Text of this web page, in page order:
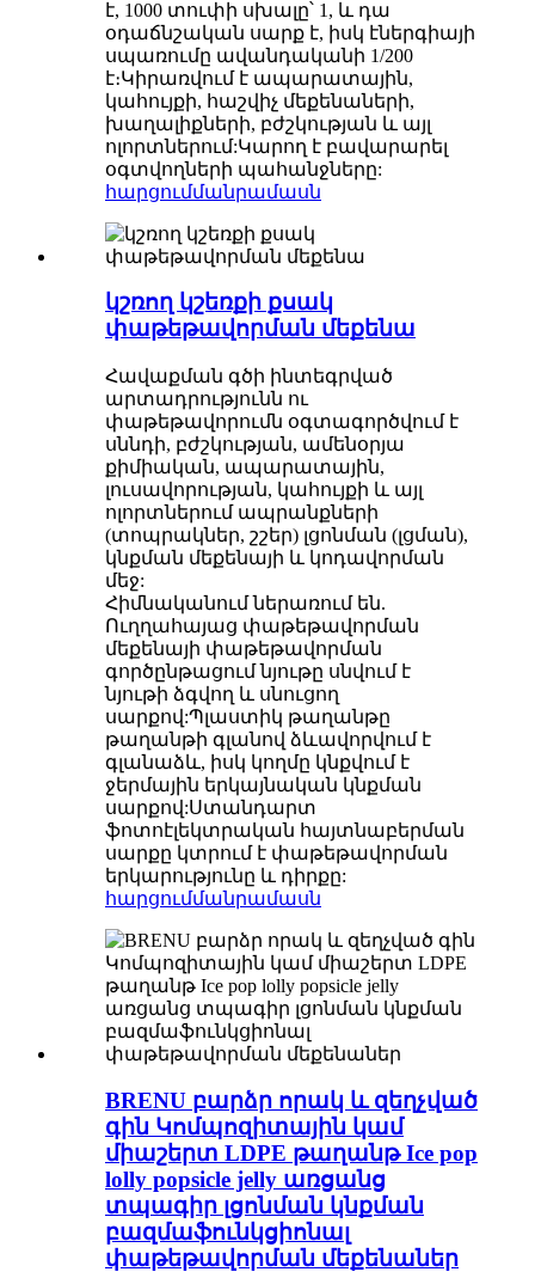
է, 1000 տուփի սխալը՝ 1, և դա
օդաճնշական սարք է, իսկ էներգիայի
սպառումը ավանդականի 1/200
է։Կիրառվում է ապարատային,
կահույքի, հաշվիչ մեքենաների,
խաղալիքների, բժշկության և այլ
ոլորտներում:Կարող է բավարարել
օգտվողների պահանջները:
հարցումմանրամասն
կշռող կշեռքի քսակ
փաթեթավորման մեքենա
Հավաքման գծի ինտեգրված
արտադրությունն ու
փաթեթավորումն օգտագործվում է
սննդի, բժշկության, ամենօրյա
քիմիական, ապարատային,
լուսավորության, կահույքի և այլ
ոլորտներում ապրանքների
(տոպրակներ, շշեր) լցոնման (լցման),
կնքման մեքենայի և կոդավորման
մեջ:
Հիմնականում ներառում են.
Ուղղահայաց փաթեթավորման
մեքենայի փաթեթավորման
գործընթացում նյութը սնվում է
նյութի ձգվող և սնուցող
սարքով:Պլաստիկ թաղանթը
թաղանթի գլանով ձևավորվում է
գլանաձև, իսկ կողմը կնքվում է
ջերմային երկայնական կնքման
սարքով:Ստանդարտ
ֆոտոէլեկտրական հայտնաբերման
սարքը կտրում է փաթեթավորման
երկարությունը և դիրքը:
հարցումմանրամասն
BRENU բարձր որակ և զեղչված
գին Կոմպոզիտային կամ
միաշերտ LDPE թաղանթ Ice pop
lolly popsicle jelly առցանց
տպագիր լցոնման կնքման
բազմաֆունկցիոնալ
փաթեթավորման մեքենաներ